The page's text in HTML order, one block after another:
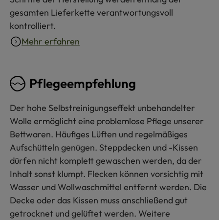
gesamten Lieferkette verantwortungsvoll
kontrolliert.
Mehr erfahren
Pflegeempfehlung
Der hohe Selbstreinigungseffekt unbehandelter
Wolle ermöglicht eine problemlose Pflege unserer
Bettwaren. Häufiges Lüften und regelmäßiges
Aufschütteln genügen. Steppdecken und -Kissen
dürfen nicht komplett gewaschen werden, da der
Inhalt sonst klumpt. Flecken können vorsichtig mit
Wasser und Wollwaschmittel entfernt werden. Die
Decke oder das Kissen muss anschließend gut
getrocknet und gelüftet werden. Weitere